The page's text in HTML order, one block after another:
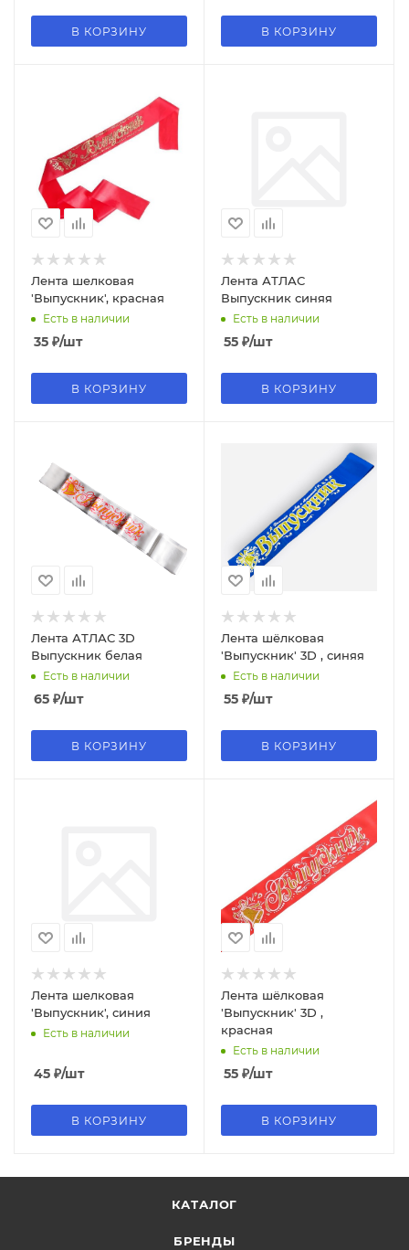
В КОРЗИНУ В КОРЗИНУ
Лента шелковая
'Выпускник', красная
Есть в наличии
35 ₽/шт
В КОРЗИНУ
Лента АТЛАС
Выпускник синяя
Есть в наличии
55 ₽/шт
В КОРЗИНУ
Лента АТЛАС 3D
Выпускник белая
Есть в наличии
65 ₽/шт
В КОРЗИНУ
Лента шёлковая
'Выпускник' 3D , синяя
Есть в наличии
55 ₽/шт
В КОРЗИНУ
Лента шелковая
'Выпускник', синия
Есть в наличии
45 ₽/шт
В КОРЗИНУ
Лента шёлковая
'Выпускник' 3D ,
красная
Есть в наличии
55 ₽/шт
В КОРЗИНУ
КАТАЛОГ
БРЕНДЫ